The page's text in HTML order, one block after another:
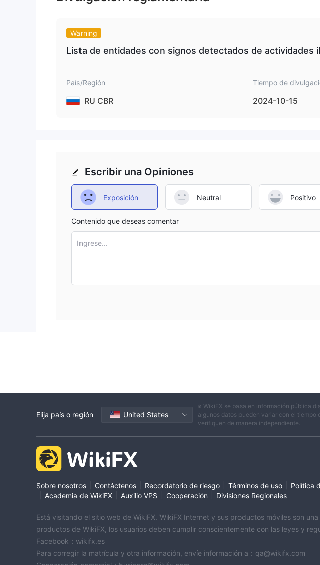
Warning
Lista de entidades con signos detectados de actividades
País/Región
RU CBR
Tiempo de
2024-10-15
Escribir una Opiniones
Exposición Neutral Positivo
Contenido que deseas comentar
Ingrese...
Elija país o región United States
※ WikiFX se basa en información pública
algunos datos pueden variar con el
verifiquen de manera independiente.
Sobre nosotros Contáctenos Recordatorio de riesgo Términos de uso Política
Academia de WikiFX Auxilio VPS Cooperación Divisiones Regionales
Está visitando el sitio web de WikiFX. WikiFX Internet y sus productos móviles son
productos de WikiFX, los usuarios deben cumplir conscientemente con las leyes y
Facebook：wikifx.es
Para corregir la matrícula y otra información, envíe información a：qa@wikifx.com